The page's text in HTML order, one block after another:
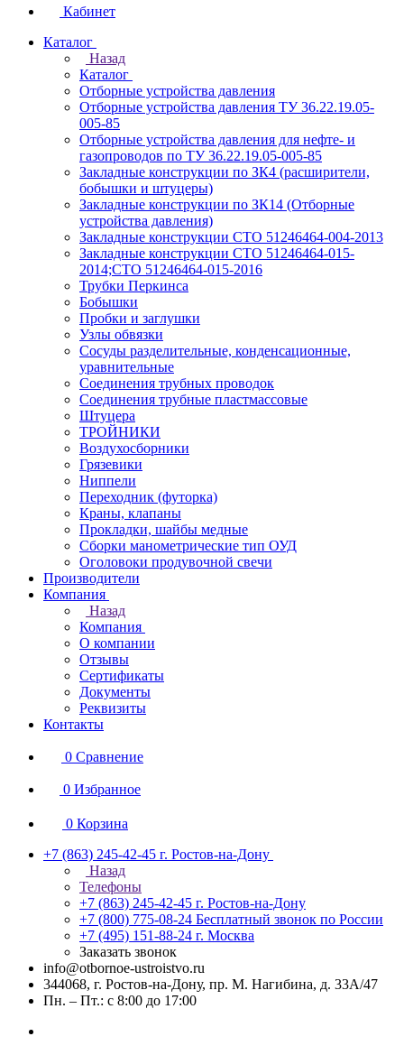
Кабинет
Каталог
Назад
Каталог
Отборные устройства давления
Отборные устройства давления ТУ 36.22.19.05-
005-85
Отборные устройства давления для нефте- и
газопроводов по ТУ 36.22.19.05-005-85
Закладные конструкции по ЗК4 (расширители,
бобышки и штуцеры)
Закладные конструкции по ЗК14 (Отборные
устройства давления)
Закладные конструкции СТО 51246464-004-2013
Закладные конструкции СТО 51246464-015-
2014;СТО 51246464-015-2016
Трубки Перкинса
Бобышки
Пробки и заглушки
Узлы обвязки
Сосуды разделительные, конденсационные,
уравнительные
Соединения трубных проводок
Соединения трубные пластмассовые
Штуцера
ТРОЙНИКИ
Воздухосборники
Грязевики
Ниппели
Переходник (футорка)
Краны, клапаны
Прокладки, шайбы медные
Сборки манометрические тип ОУД
Оголовоки продувочной свечи
Производители
Компания
Назад
Компания
О компании
Отзывы
Сертификаты
Документы
Реквизиты
Контакты
0 Сравнение
0 Избранное
0 Корзина
+7 (863) 245-42-45 г. Ростов-на-Дону
Назад
Телефоны
+7 (863) 245-42-45 г. Ростов-на-Дону
+7 (800) 775-08-24 Бесплатный звонок по России
+7 (495) 151-88-24 г. Москва
Заказать звонок
info@otbornoe-ustroistvo.ru
344068, г. Ростов-на-Дону, пр. М. Нагибина, д. 33А/47
Пн. – Пт.: с 8:00 до 17:00